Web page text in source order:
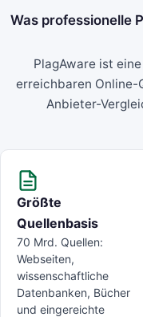
Was professionelle
PlagAware ist
erreichbaren Online-
Anbieter-
Größte
Quellenbasis
70 Mrd. Quellen:
Webseiten,
wissenschaftliche
Datenbanken, Bücher
und eingereichte